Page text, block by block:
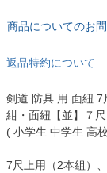
商品についてのお
返品特約について
剣道 防具 用 面紐 7
紺・面紐【並】７尺
( 小学生 中学生 高
7尺上用（2本組）